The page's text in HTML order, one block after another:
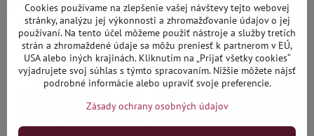
Cookies používame na zlepšenie vašej návštevy tejto webovej
stránky, analýzu jej výkonnosti a zhromažďovanie údajov o jej
používaní. Na tento účel môžeme použiť nástroje a služby tretích
strán a zhromaždené údaje sa môžu preniesť k partnerom v EÚ,
USA alebo iných krajinách. Kliknutím na „Prijať všetky cookies“
vyjadrujete svoj súhlas s týmto spracovaním. Nižšie môžete nájsť
podrobné informácie alebo upraviť svoje preferencie.
Zásady ochrany osobných údajov